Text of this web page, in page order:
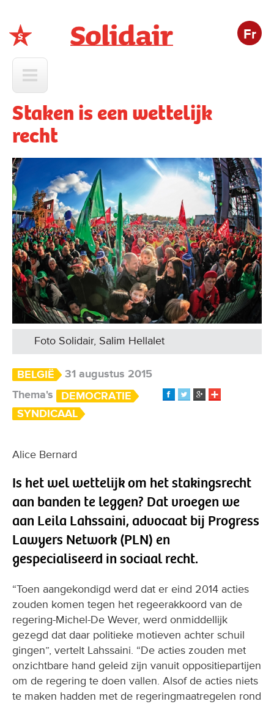
Fr
Staken is een wettelijk
recht
Foto Solidair, Salim Hellalet
BELGIË
31 augustus 2015
Thema's
DEMOCRATIE
SYNDICAAL
Alice Bernard
Is het wel wettelijk om het stakingsrecht
aan banden te leggen? Dat vroegen we
aan Leila Lahssaini, advocaat bij Progress
Lawyers Network (PLN) en
gespecialiseerd in sociaal recht.
“Toen aangekondigd werd dat er eind 2014 acties
zouden komen tegen het regeerakkoord van de
regering-Michel-De Wever, werd onmiddellijk
gezegd dat daar politieke motieven achter schuil
gingen”, vertelt Lahssaini. “De acties zouden met
onzichtbare hand geleid zijn vanuit oppositiepartijen
om de regering te doen vallen. Alsof de acties niets
te maken hadden met de regeringmaatregelen rond